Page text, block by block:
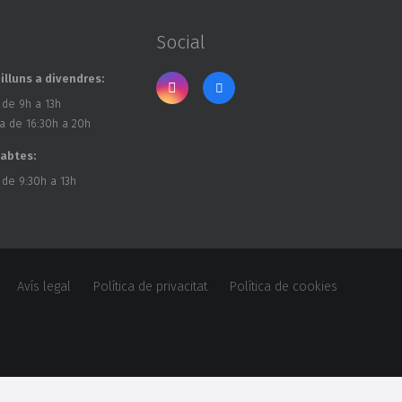
a divendres:
9h a 13h
de 16:30h a 20h
9:30h a 13h
Social
Avís legal Política de privacitat Política de cookies